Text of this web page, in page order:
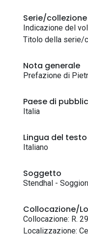
Serie/collezione
Indicazione del
Titolo della serie/
Nota generale
Prefazione di
Paese di
Italia
Lingua del testo
Italiano
Soggetto
Stendhal -
Collocazione/
Collocazione: R.
Localizzazione: